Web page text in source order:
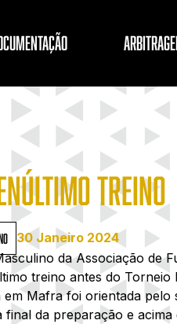
TREINO
30 Janeiro 2024
da Associação de
treino antes do Torneio
em Mafra foi orientada pelo
final da preparação e acima